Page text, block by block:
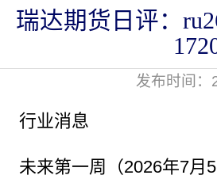
瑞达期货日评：
发布时间
行业消息
未来第一周（2026年7月